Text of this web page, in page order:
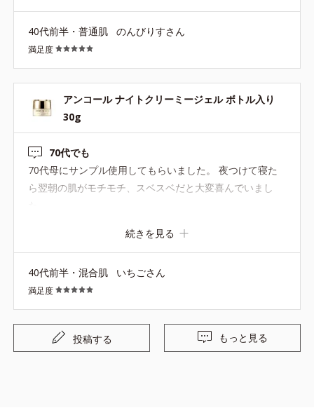
40代前半・普通肌 のんびりすさん
満足度
アンコール ナイトクリーミージェル ボトル入り
30g
70代でも
70代母にサンプル使用してもらいました。 夜つけて寝た
ら翌朝の肌がモチモチ、スベスベだと大変喜んでいまし
続きを見る
40代前半・混合肌 いちごさん
満足度
投稿する もっと見る